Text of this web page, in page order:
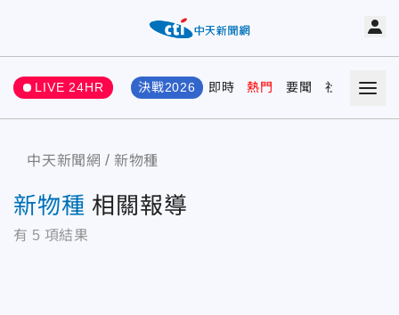
LIVE 24HR 決戰2026 即時 熱門 要聞 社會 娛樂
中天新聞網 新物種
新物種 相關報導
有 5 項結果